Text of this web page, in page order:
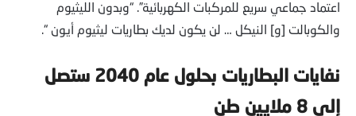
اعتماد جماعي سريع للمركبات الكهربائية”. “وبدون الليثيوم
والكوبالت [و] النيكل … لن يكون لديك بطاريات ليثيوم أيون “.
نفايات البطاريات بحلول عام 2040
ستصل
إلى 8 ملايين طن